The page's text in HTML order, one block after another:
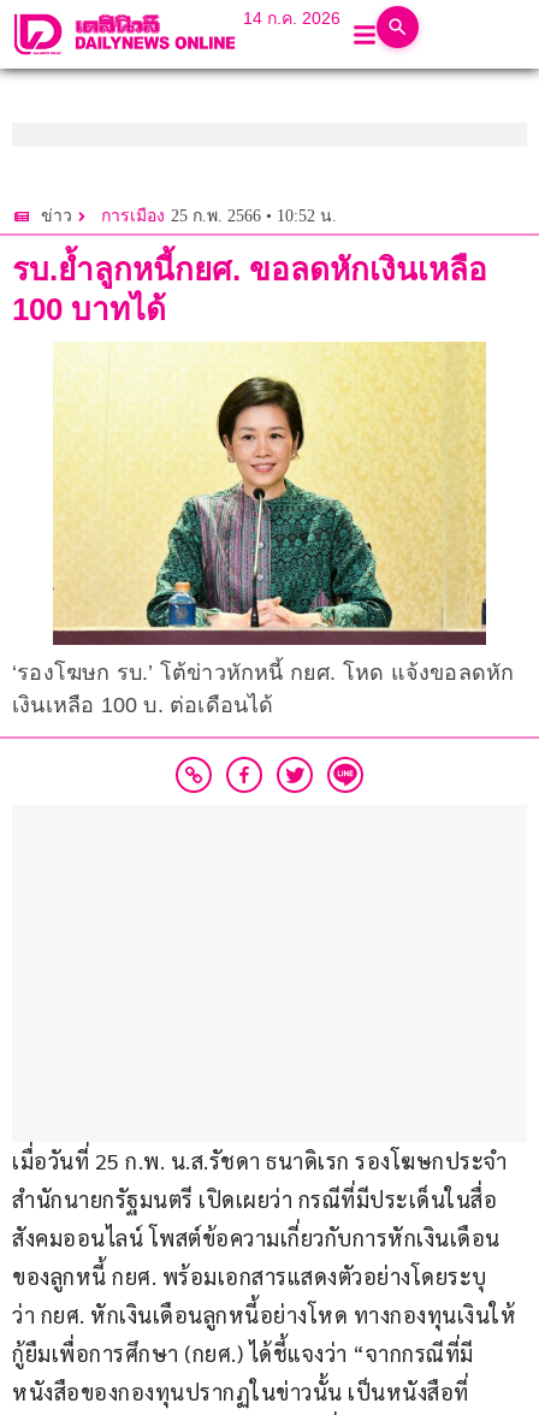
14 ก.ค. 2026
ข่าว การเมือง 25 ก.พ. 2566 • 10:52 น.
รบ.ย้ำลูกหนี้กยศ. ขอลดหักเงินเหลือ
100 บาทได้
‘รองโฆษก รบ.’ โต้ข่าวหักหนี้ กยศ. โหด แจ้งขอลดหัก
เงินเหลือ 100 บ. ต่อเดือนได้
เมื่อวันที่ 25 ก.พ. น.ส.รัชดา ธนาดิเรก รองโฆษกประจำ
สำนักนายกรัฐมนตรี เปิดเผยว่า กรณีที่มีประเด็นในสื่อ
สังคมออนไลน์ โพสต์ข้อความเกี่ยวกับการหักเงินเดือน
ของลูกหนี้ กยศ. พร้อมเอกสารแสดงตัวอย่างโดยระบุ
ว่า กยศ. หักเงินเดือนลูกหนี้อย่างโหด ทางกองทุนเงินให้
กู้ยืมเพื่อการศึกษา (กยศ.) ได้ชี้แจงว่า “จากกรณีที่มี
หนังสือของกองทุนปรากฏในข่าวนั้น เป็นหนังสือที่